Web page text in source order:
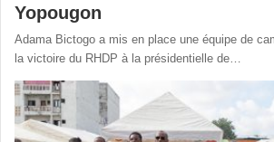
Yopougon
‎Adama Bictogo a mis en place une équipe de
la victoire du RHDP à la présidentielle de…